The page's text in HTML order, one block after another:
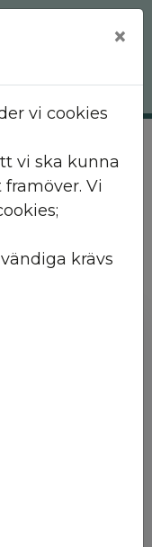
enhet
×
vi cookies
vi ska kunna
Vi
krävs